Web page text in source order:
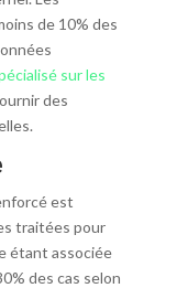
de 10% des
sur les
des
est
traitées pour
étant associée
des cas selon